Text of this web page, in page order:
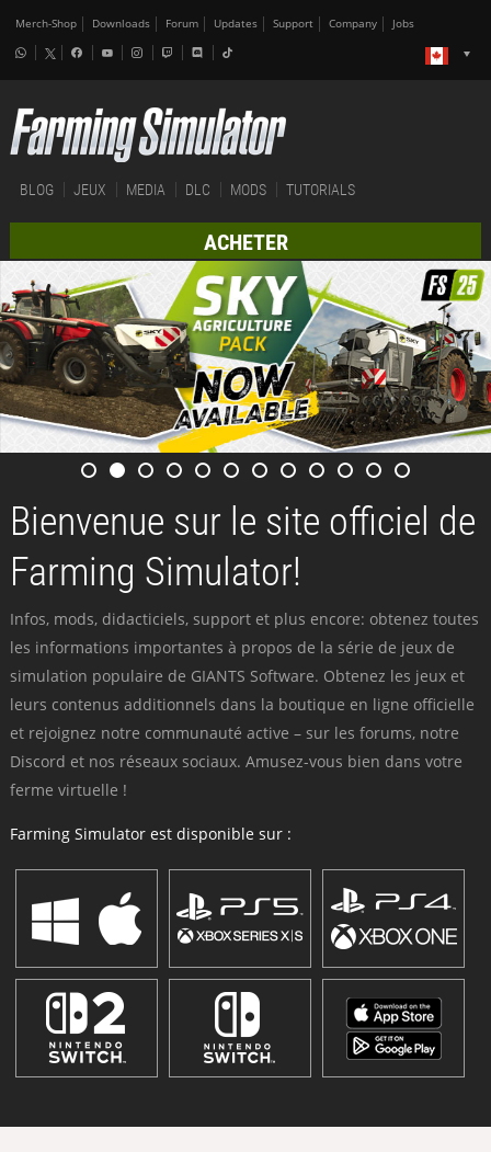
Merch-Shop Downloads Forum Updates Support Company Jobs
BLOG JEUX MEDIA DLC MODS TUTORIALS
ACHETER
Bienvenue sur le site officiel de
Farming Simulator!
Infos, mods, didacticiels, support et plus encore: obtenez toutes
les informations importantes à propos de la série de jeux de
simulation populaire de GIANTS Software. Obtenez les jeux et
leurs contenus additionnels dans la boutique en ligne officielle
et rejoignez notre communauté active – sur les forums, notre
Discord et nos réseaux sociaux. Amusez-vous bien dans votre
ferme virtuelle !
Farming Simulator est disponible sur :